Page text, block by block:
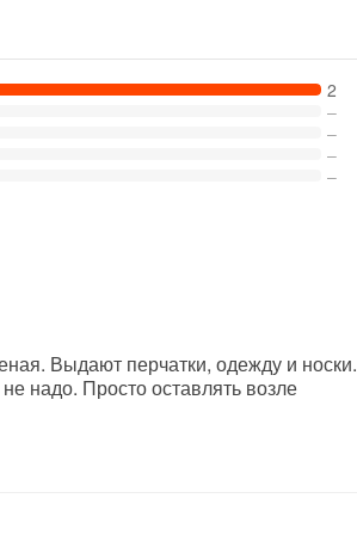
2
–
–
–
–
Выдают перчатки, одежду и носки.
надо. Просто оставлять возле